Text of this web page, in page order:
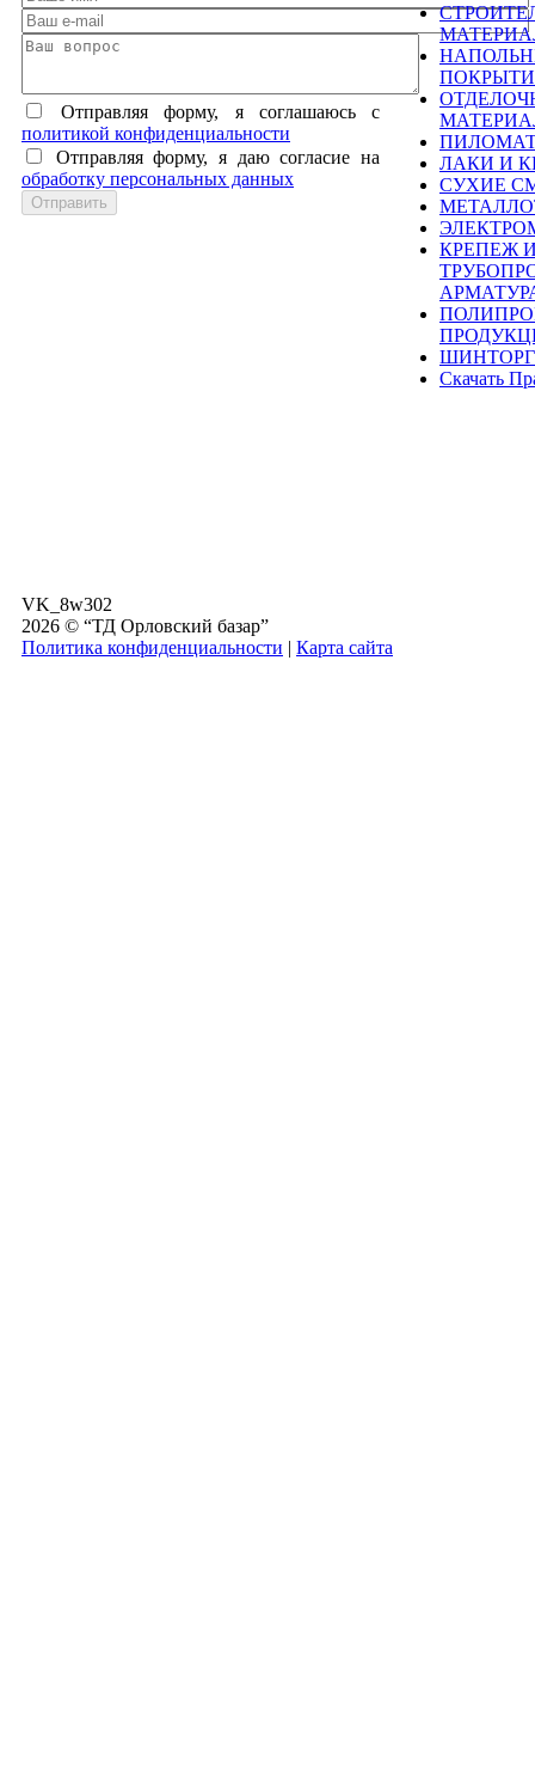
Отправляя форму, я соглашаюсь c
политикой конфиденциальности
Отправляя форму, я даю согласие на
обработку персональных данных
ЛАКИ И
СУХИЕ
КРЕПЕЖ
ШИНТОРГ
Скачать
VK_8w302
2026 © “ТД Орловский базар”
Политика конфиденциальности | Карта сайта